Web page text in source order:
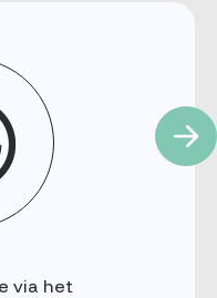
via het